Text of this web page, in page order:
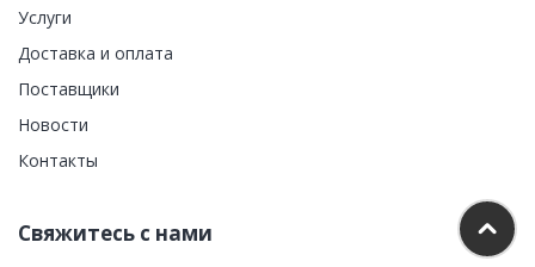
Услуги
Доставка и оплата
Поставщики
Новости
Контакты
Свяжитесь с нами